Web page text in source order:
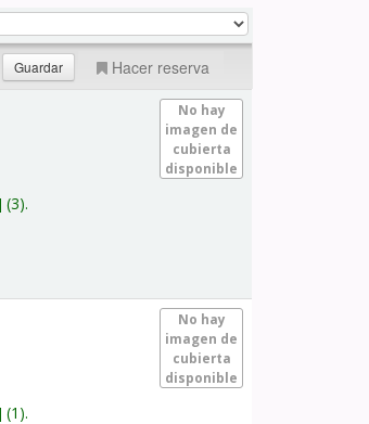
Hacer reserva
No hay
imagen de
cubierta
disponible
(3).
No hay
imagen de
cubierta
disponible
(1).